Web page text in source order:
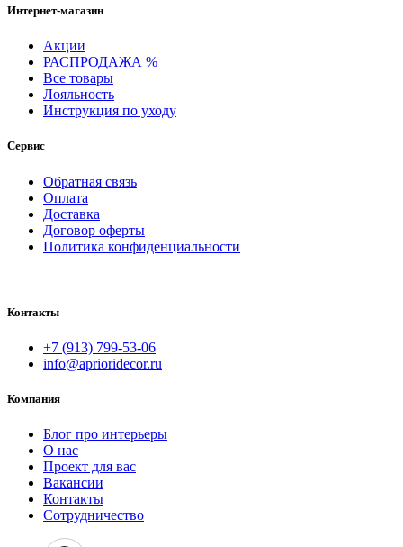
Интернет-магазин
Акции
РАСПРОДАЖА %
Все товары
Лояльность
Инструкция по уходу
Сервис
Обратная связь
Оплата
Доставка
Договор оферты
Политика конфиденциальности
Контакты
+7 (913) 799-53-06
info@aprioridecor.ru
Компания
Блог про интерьеры
О нас
Проект для вас
Вакансии
Контакты
Сотрудничество